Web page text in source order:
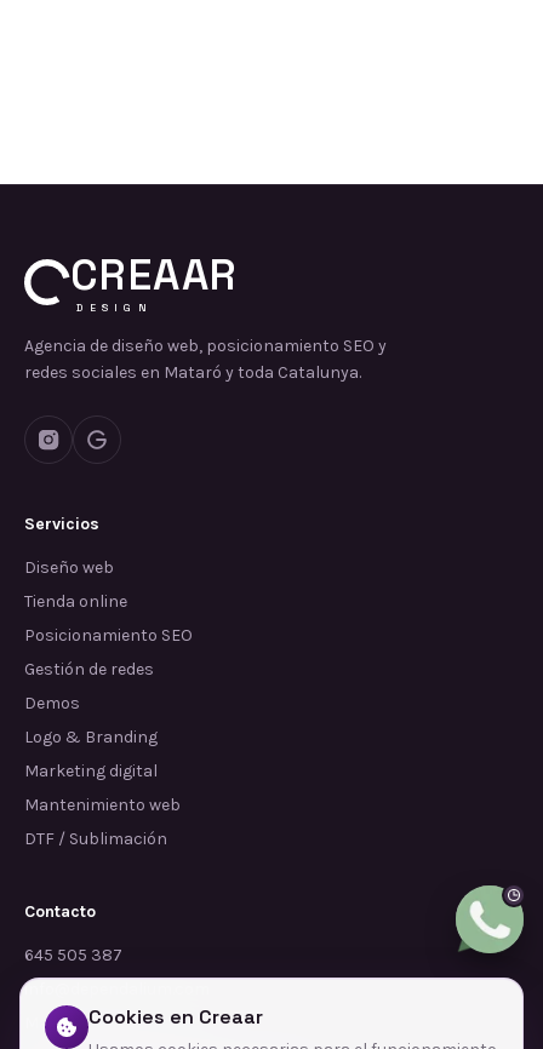
CREAAR
DESIGN
Agencia de diseño web, posicionamiento SEO y
redes sociales en Mataró y toda Catalunya.
Servicios
Diseño web
Tienda online
Posicionamiento SEO
Gestión de redes
Demos
Logo & Branding
Marketing digital
Mantenimiento web
DTF / Sublimación
Contacto
645 505 387
info@dependalium.com
Mataró (Barcelona)
Cookies en Creaar